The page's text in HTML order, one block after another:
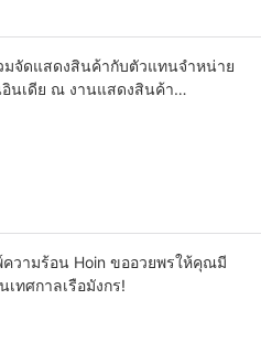
มจัดแสดงสินค้ากับตัวแทนจำหน่าย
อินเดีย ณ งานแสดงสินค้า
ความร้อน Hoin ขออวยพรให้คุณมี
เทศกาลเรือมังกร!